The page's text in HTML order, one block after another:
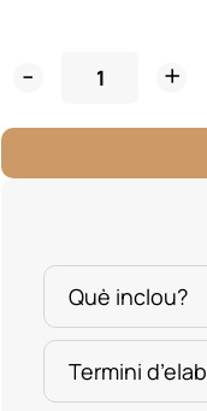
Noces
Què inclou?
Termini